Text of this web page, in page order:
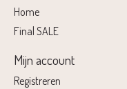
Home
Final SALE
Mijn account
Registreren